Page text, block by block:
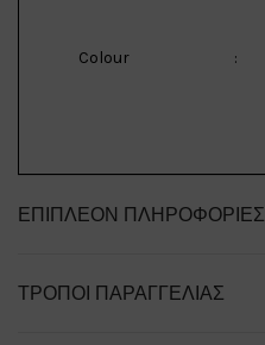
Colour :
ΕΠΙΠΛΈΟΝ ΠΛΗΡΟΦΟΡΊΕΣ
ΤΡΌΠΟΙ ΠΑΡΑΓΓΕΛΊΑΣ